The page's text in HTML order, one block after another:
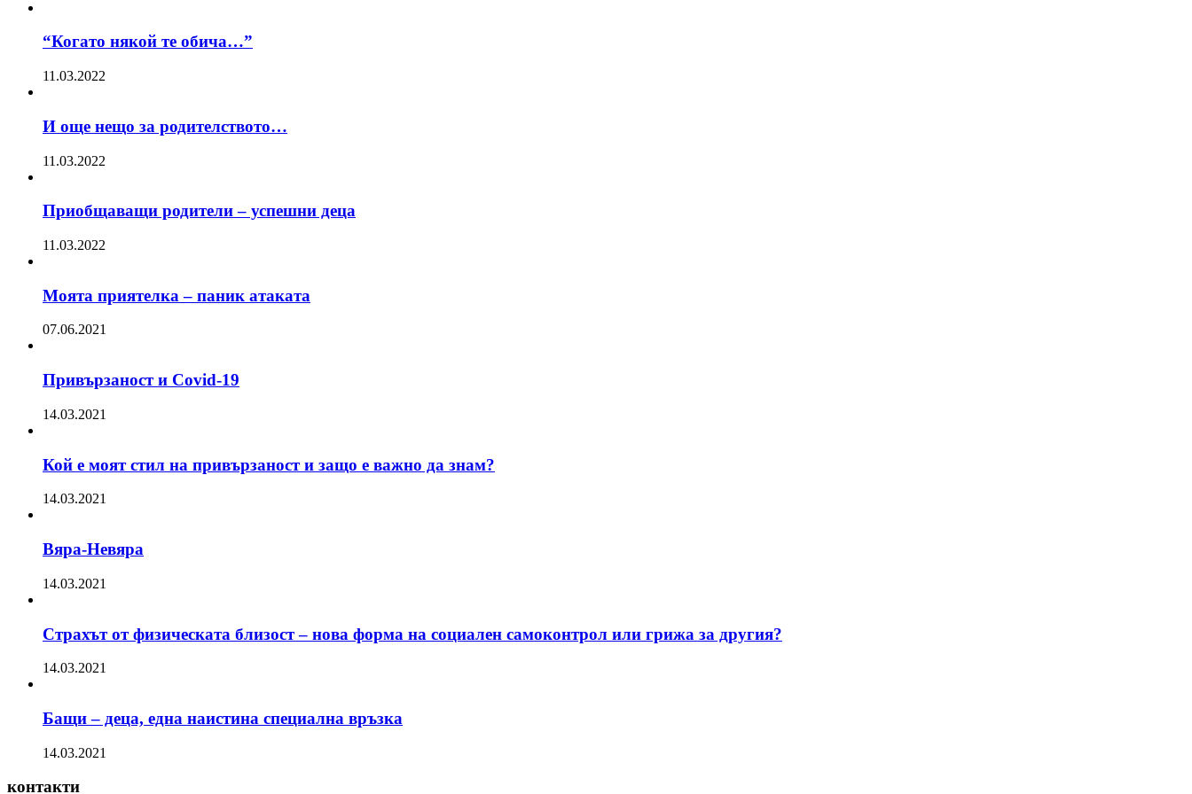
“Когато някой те обича…”
11.03.2022
И още нещо за родителството…
11.03.2022
Приобщаващи родители – успешни деца
11.03.2022
Моята приятелка – паник атаката
07.06.2021
Привързаност и Covid-19
14.03.2021
Кой е моят стил на привързаност и защо е важно да знам?
14.03.2021
Вяра-Невяра
14.03.2021
Страхът от физическата близост – нова форма на социален самоконтрол или грижа за другия?
14.03.2021
Бащи – деца, една наистина специална връзка
14.03.2021
контакти